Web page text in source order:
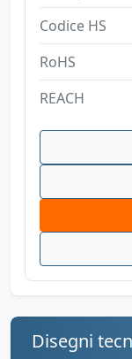
Codice HS
RoHS
REACH
Disegni